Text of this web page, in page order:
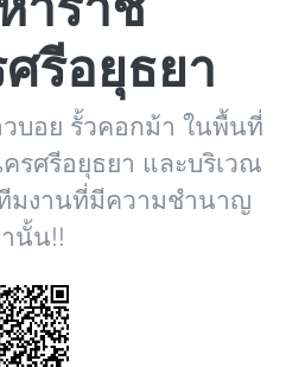
รีอยุธยา
บอย รั้วคอกม้า ในพื้นที่
รศรีอยุธยา และบริเวณ
มงานที่มีความชำนาญ
านั้น!!